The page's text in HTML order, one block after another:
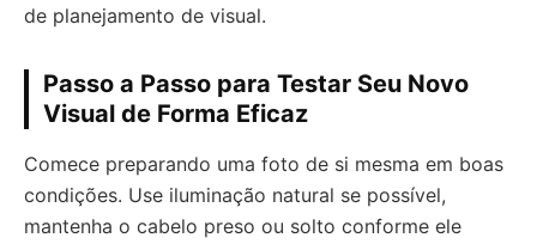
de planejamento de visual.
Passo a Passo para Testar Seu Novo
Visual de Forma Eficaz
Comece preparando uma foto de si mesma em boas
condições. Use iluminação natural se possível,
mantenha o cabelo preso ou solto conforme ele